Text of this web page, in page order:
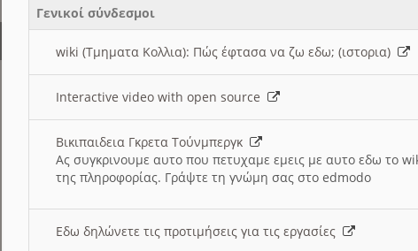
Γενικοί σύνδεσμοι
wiki (Τμηματα Κολλια): Πώς έφτασα να ζω εδω; (ιστορια)
Interactive video with open source
Βικιπαιδεια Γκρετα Τούνμπεργκ
Ας συγκρινουμε αυτο που πετυχαμε εμεις με αυτο εδω το
της πληροφορίας. Γράψτε τη γνώμη σας στο edmodo
Εδω δηλώνετε τις προτιμήσεις για τις εργασίες